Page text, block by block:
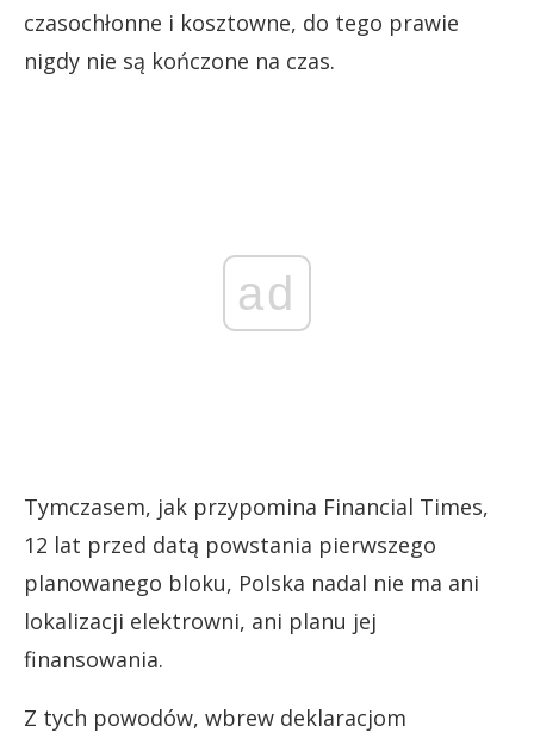
czasochłonne i kosztowne, do tego prawie
nigdy nie są kończone na czas.
ad
Tymczasem, jak przypomina Financial Times,
12 lat przed datą powstania pierwszego
planowanego bloku, Polska nadal nie ma ani
lokalizacji elektrowni, ani planu jej
finansowania.
Z tych powodów, wbrew deklaracjom